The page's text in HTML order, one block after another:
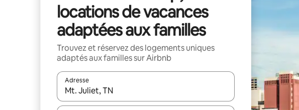
locations de vacances
adaptées aux familles
Trouvez et réservez des logements uniques
adaptés aux familles sur Airbnb
Adresse
Lorsque les résultats s'affichent, utilisez les flèches vers le haut et vers